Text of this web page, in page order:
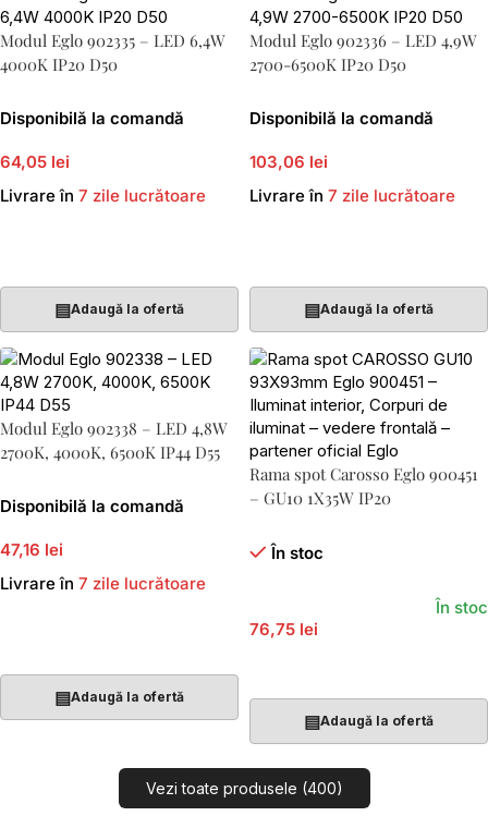
Modul Eglo 902335 – LED 6,4W
4000K IP20 D50
Disponibilă la comandă
64,05 lei
Livrare în 7 zile lucrătoare
▤Adaugă la ofertă
Modul Eglo 902336 – LED 4,9W
2700-6500K IP20 D50
Disponibilă la comandă
103,06 lei
Livrare în 7 zile lucrătoare
▤Adaugă la ofertă
Modul Eglo 902338 – LED 4,8W
2700K, 4000K, 6500K IP44 D55
Disponibilă la comandă
47,16 lei
Livrare în 7 zile lucrătoare
▤Adaugă la ofertă
Rama spot Carosso Eglo 900451
– GU10 1X35W IP20
În stoc
76,75 lei
În stoc
▤Adaugă la ofertă
Vezi toate produsele (400)